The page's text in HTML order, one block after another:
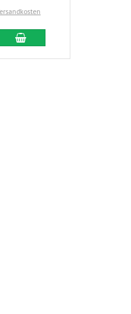
In den Warenkorb